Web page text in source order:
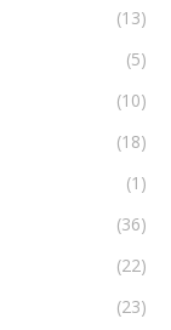
(13)
(5)
(10)
(18)
(1)
(36)
(22)
(23)